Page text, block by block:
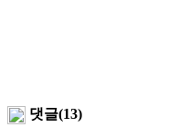
댓글(13)